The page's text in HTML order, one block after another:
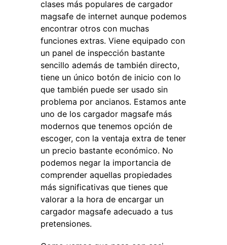
clases más populares de cargador
magsafe de internet aunque podemos
encontrar otros con muchas
funciones extras. Viene equipado con
un panel de inspección bastante
sencillo además de también directo,
tiene un único botón de inicio con lo
que también puede ser usado sin
problema por ancianos. Estamos ante
uno de los cargador magsafe más
modernos que tenemos opción de
escoger, con la ventaja extra de tener
un precio bastante económico. No
podemos negar la importancia de
comprender aquellas propiedades
más significativas que tienes que
valorar a la hora de encargar un
cargador magsafe adecuado a tus
pretensiones.